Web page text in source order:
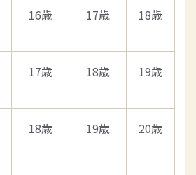
16歳 17歳 18歳
17歳 18歳 19歳
18歳 19歳 20歳